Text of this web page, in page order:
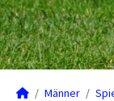
Männer